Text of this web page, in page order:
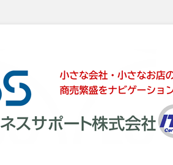
ート株式会社